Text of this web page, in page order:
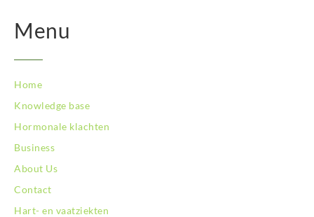
Menu
Home
Knowledge base
Hormonale klachten
Business
About Us
Contact
Hart- en vaatziekten